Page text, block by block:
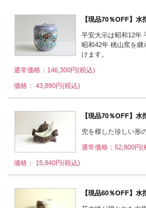
【現品70％OFF】
平安大示は昭和12年
昭和42年 桃山窯を
けます。
通常価格：146,300円(税込)
価格： 43,890円(税込)
【現品70％OFF】水
兜を模した珍しい形
通常価格：52,800円(
価格： 15,840円(税込)
【現品60％OFF】水